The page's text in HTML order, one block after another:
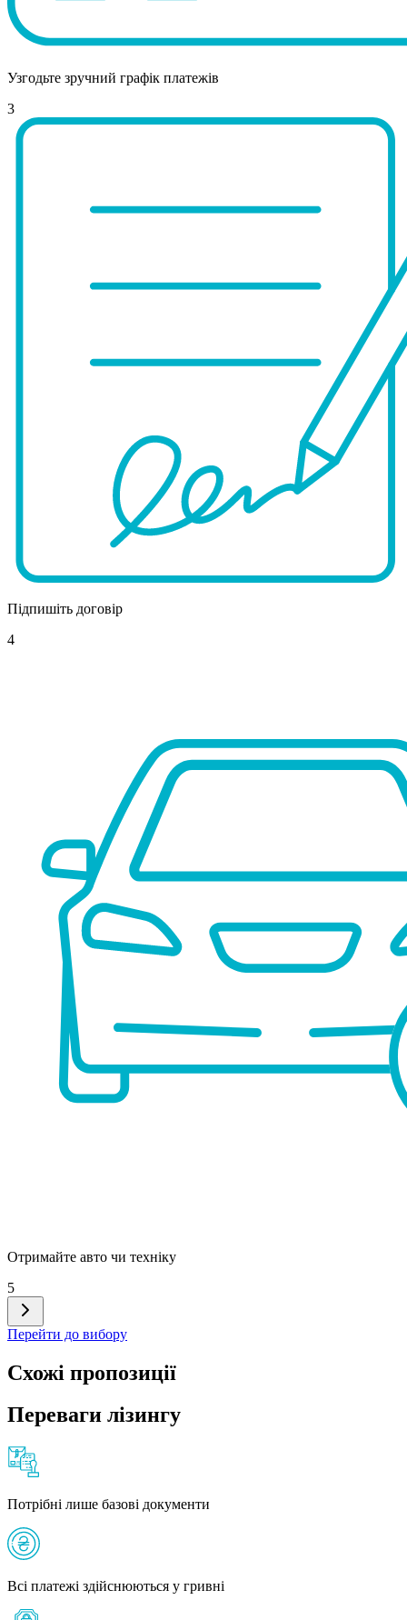
Узгодьте зручний графік платежів
3
Підпишіть договір
4
Отримайте авто чи техніку
5
Перейти до вибору
Схожі пропозиції
Переваги лізингу
Потрібні лише базові документи
Всі платежі здійснюються у гривні